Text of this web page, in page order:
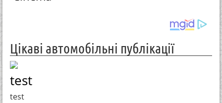
Цікаві автомобільні публікації
test
test